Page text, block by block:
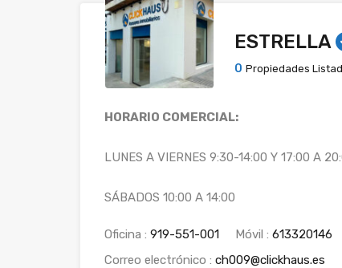
ESTRELLA
0 Propiedades
HORARIO COMERCIAL:
LUNES A VIERNES 9:30-14:00 Y 17:00 A
SÁBADOS 10:00 A 14:00
Oficina : 919-551-001 Móvil : 613320146
Correo electrónico : ch009@clickhaus.es